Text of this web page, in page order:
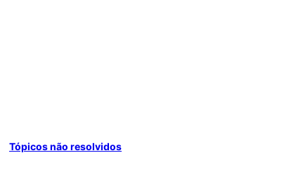
Tópicos não resolvidos